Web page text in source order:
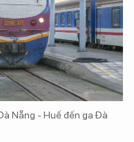
Nẵng - Huế đến ga Đà